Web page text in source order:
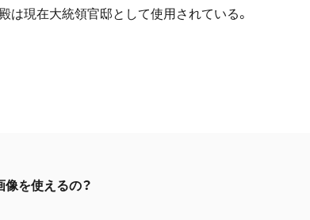
現在大統領官邸として使用されている。
を使えるの？